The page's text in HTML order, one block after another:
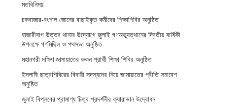
মতবিনিময়
চকবাজার-বংশাল জোনের বাছাইকৃত কর্মীদের শিক্ষাশিবির অনুষ্ঠিত
হাজারীবাগ উত্তর থানার উদ্যোগে জুলাই গণঅভ্যুত্থানের দ্বিতীয় বার্ষিকী
উপলক্ষে গণমিছিল ও পথসভা অনুষ্ঠিত
মহানগরী দক্ষিণ জামায়াতের রুকন প্রার্থী শিক্ষা শিবির অনুষ্ঠিত
ইসলামী ছাত্রশিবিরের বিদায়ী সদস্যদের নিয়ে জামায়াতের প্রীতি সমাবেশ
অনুষ্ঠিত
জুলাই বিপ্লবের প্রামাণ্য চিত্র প্রদর্শনীর ক্যারাভান উদ্বোধন